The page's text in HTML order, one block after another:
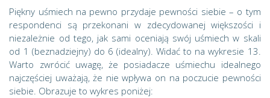
Piękny uśmiech na pewno przydaje pewności siebie – o tym
respondenci są przekonani w zdecydowanej większości i
niezależnie od tego, jak sami oceniają swój uśmiech w skali
od 1 (beznadziejny) do 6 (idealny). Widać to na wykresie 13.
Warto zwrócić uwagę, że posiadacze uśmiechu idealnego
najczęściej uważają, że nie wpływa on na poczucie pewności
siebie. Obrazuje to wykres poniżej: